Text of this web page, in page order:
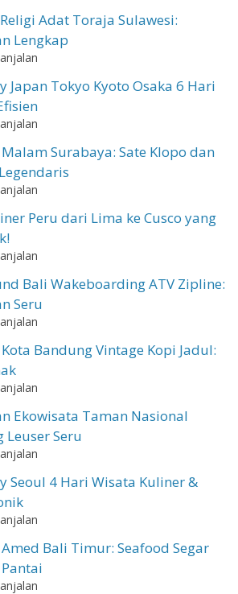
Adat Toraja Sulawesi:
Lengkap
Japan Tokyo Kyoto Osaka 6 Hari
Surabaya: Sate Klopo dan
Peru dari Lima ke Cusco yang
Bali Wakeboarding ATV Zipline:
Seru
Bandung Vintage Kopi Jadul:
Ekowisata Taman Nasional
Leuser Seru
Seoul 4 Hari Wisata Kuliner &
Bali Timur: Seafood Segar